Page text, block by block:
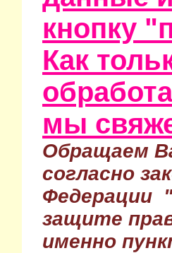
кнопку
Как
мы
Обращаем
согласно
Федерации
защите
именно